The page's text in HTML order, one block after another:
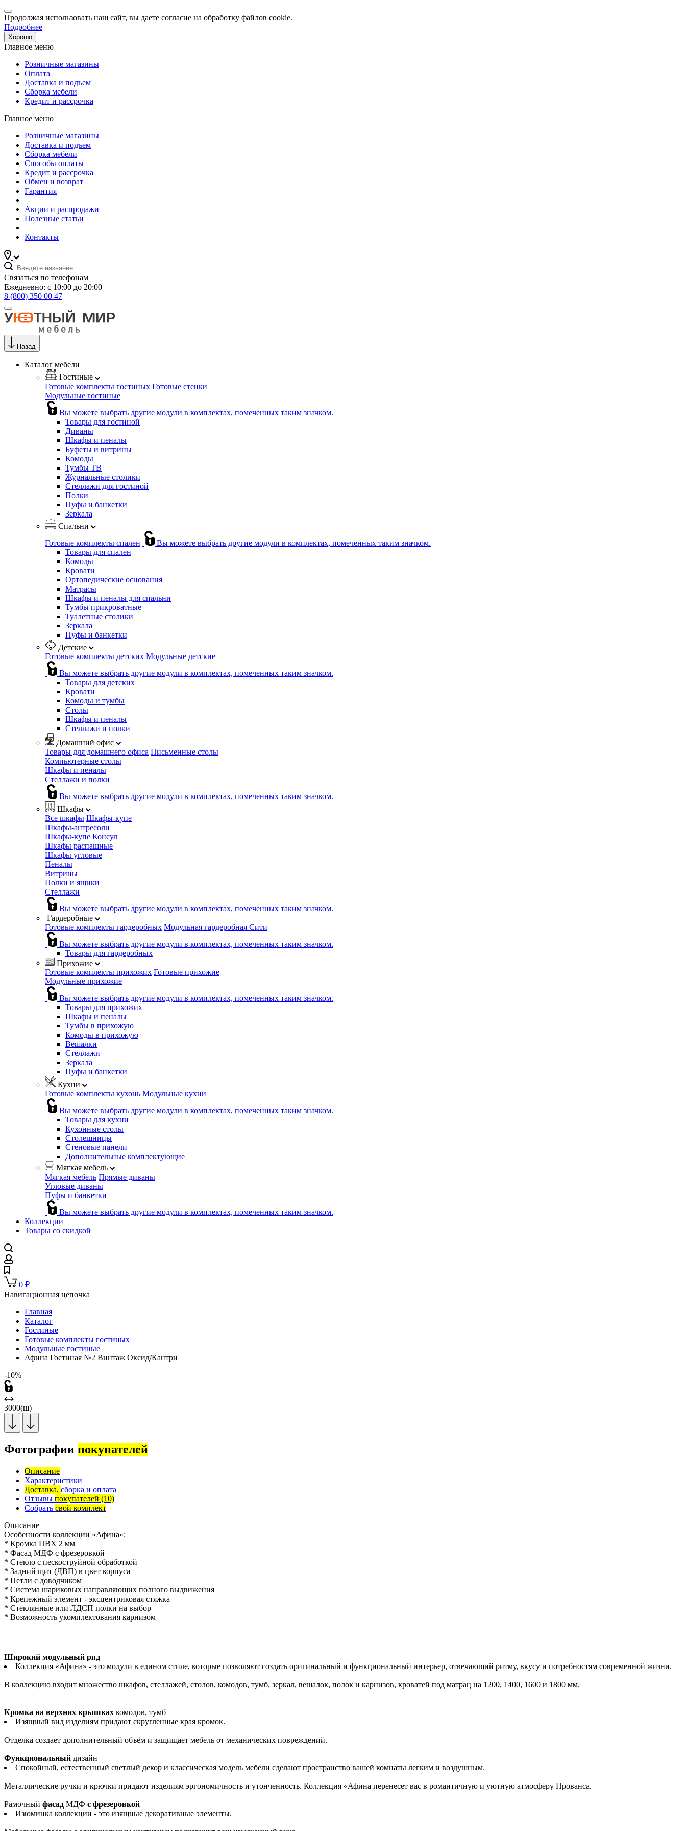
Продолжая использовать наш сайт, вы даете согласие на обработку файлов cookie.
Подробнее
Хорошо
Главное меню
Розничные магазины
Оплата
Доставка и подъем
Сборка мебели
Кредит и рассрочка
Главное меню
Розничные магазины
Доставка и подъем
Сборка мебели
Способы оплаты
Кредит и рассрочка
Обмен и возврат
Гарантия
Акции и распродажи
Полезные статьи
Контакты
Связаться по телефонам
Ежедневно: с 10:00 до 20:00
8 (800) 350 00 47
Назад
Каталог мебели
Гостиные
Готовые комплекты гостиных Готовые стенки
Модульные гостиные
Вы можете выбрать другие модули в комплектах, помеченных таким значком.
Товары для гостиной
Диваны
Шкафы и пеналы
Буфеты и витрины
Комоды
Тумбы ТВ
Журнальные столики
Стеллажи для гостиной
Полки
Пуфы и банкетки
Зеркала
Спальни
Готовые комплекты спален
Вы можете выбрать другие модули в комплектах, помеченных таким значком.
Товары для спален
Комоды
Кровати
Ортопедические основания
Матрасы
Шкафы и пеналы для спальни
Тумбы прикроватные
Туалетные столики
Зеркала
Пуфы и банкетки
Детские
Готовые комплекты детских Модульные детские
Вы можете выбрать другие модули в комплектах, помеченных таким значком.
Товары для детских
Кровати
Комоды и тумбы
Столы
Шкафы и пеналы
Стеллажи и полки
Домашний офис
Товары для домашнего офиса Письменные столы
Компьютерные столы
Шкафы и пеналы
Стеллажи и полки
Вы можете выбрать другие модули в комплектах, помеченных таким значком.
Шкафы
Все шкафы Шкафы-купе
Шкафы-антресоли
Шкафы-купе Консул
Шкафы распашные
Шкафы угловые
Пеналы
Витрины
Полки и ящики
Стеллажи
Вы можете выбрать другие модули в комплектах, помеченных таким значком.
Гардеробные
Готовые комплекты гардеробных Модульная гардеробная Сити
Вы можете выбрать другие модули в комплектах, помеченных таким значком.
Товары для гардеробных
Прихожие
Готовые комплекты прихожих Готовые прихожие
Модульные прихожие
Вы можете выбрать другие модули в комплектах, помеченных таким значком.
Товары для прихожих
Шкафы и пеналы
Тумбы в прихожую
Комоды в прихожую
Вешалки
Стеллажи
Зеркала
Пуфы и банкетки
Кухни
Готовые комплекты кухонь Модульные кухни
Вы можете выбрать другие модули в комплектах, помеченных таким значком.
Товары для кухни
Кухонные столы
Столешницы
Стеновые панели
Дополнительные комплектующие
Мягкая мебель
Мягкая мебель Прямые диваны
Угловые диваны
Пуфы и банкетки
Вы можете выбрать другие модули в комплектах, помеченных таким значком.
Коллекции
Товары со скидкой
0 ₽
Навигационная цепочка
Главная
Каталог
Гостиные
Готовые комплекты гостиных
Модульные гостиные
Афина Гостиная №2 Винтаж Оксид/Кантри
-10%
3000(ш)
Фотографии покупателей
Описание
Характеристики
Доставка, сборка и оплата
Отзывы покупателей (10)
Собрать свой комплект
Описание
Особенности коллекции «Афина»:
* Кромка ПВХ 2 мм
* Фасад МДФ с фрезеровкой
* Стекло с пескоструйной обработкой
* Задний щит (ДВП) в цвет корпуса
* Петли с доводчиком
* Система шариковых направляющих полного выдвижения
* Крепежный элемент - эксцентриковая стяжка
* Стеклянные или ЛДСП полки на выбор
* Возможность укомплектования карнизом
Широкий модульный ряд
Коллекция «Афина» - это модули в едином стиле, которые позволяют создать оригинальный и функциональный интерьер, отвечающий ритму, вкусу и потребностям современной жизни.
В коллекцию входит множество шкафов, стеллажей, столов, комодов, тумб, зеркал, вешалок, полок и карнизов, кроватей под матрац на 1200, 1400, 1600 и 1800 мм.
Кромка на верхних крышках комодов, тумб
Изящный вид изделиям придают скругленные края кромок.
Отделка создает дополнительный объём и защищает мебель от механических повреждений.
Функциональный дизайн
Спокойный, естественный светлый декор и классическая модель мебели сделают пространство вашей комнаты легким и воздушным.
Металлические ручки и крючки придают изделиям эргономичность и утонченность. Коллекция «Афина перенесет вас в романтичную и уютную атмосферу Прованса.
Рамочный фасад МДФ с фрезеровкой
Изюминка коллекции - это изящные декоративные элементы.